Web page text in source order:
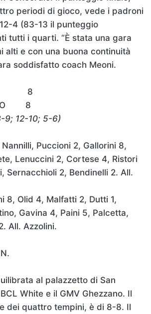
periodi di gioco, vede i padroni
4 (83-13 il punteggio
tutti i quarti. “È stata una gara
alti e con una buona continuità
soddisfatto coach Meoni.
8
8
9; 12-10; 5-6)
Nannilli, Puccioni 2, Gallorini 8,
Lenuccini 2, Cortese 4, Ristori
Sernacchioli 2, Bendinelli 2. All.
8, Olid 4, Malfatti 2, Dutti 1,
Gavina 4, Paini 5, Palcetta,
All. Azzolini.
al palazzetto di San
White e il GMV Ghezzano. Il
dei quattro tempini, è di 8-8. Il